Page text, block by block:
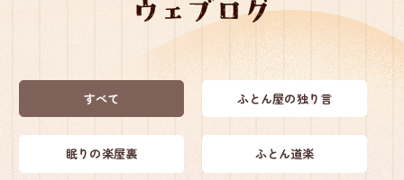
すべて ふとん屋の独り言
眠りの楽屋裏 ふとん道楽